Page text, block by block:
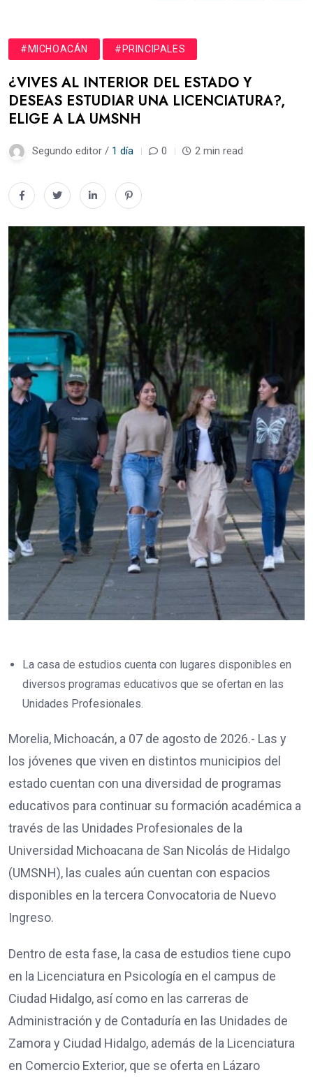
#MICHOACÁN #PRINCIPALES
¿VIVES AL INTERIOR DEL ESTADO Y
DESEAS ESTUDIAR UNA LICENCIATURA?,
ELIGE A LA UMSNH
Segundo editor / 1 día 0 2 min read
La casa de estudios cuenta con lugares disponibles en
diversos programas educativos que se ofertan en las
Unidades Profesionales.
Morelia, Michoacán, a 07 de agosto de 2026.- Las y
los jóvenes que viven en distintos municipios del
estado cuentan con una diversidad de programas
educativos para continuar su formación académica a
través de las Unidades Profesionales de la
Universidad Michoacana de San Nicolás de Hidalgo
(UMSNH), las cuales aún cuentan con espacios
disponibles en la tercera Convocatoria de Nuevo
Ingreso.
Dentro de esta fase, la casa de estudios tiene cupo
en la Licenciatura en Psicología en el campus de
Ciudad Hidalgo, así como en las carreras de
Administración y de Contaduría en las Unidades de
Zamora y Ciudad Hidalgo, además de la Licenciatura
en Comercio Exterior, que se oferta en Lázaro